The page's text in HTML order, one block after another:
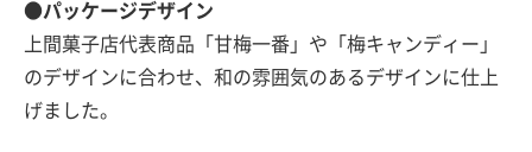
●パッケージデザイン
上間菓子店代表商品「甘梅一番」や「梅キャンディー」
のデザインに合わせ、和の雰囲気のあるデザインに仕上
げました。